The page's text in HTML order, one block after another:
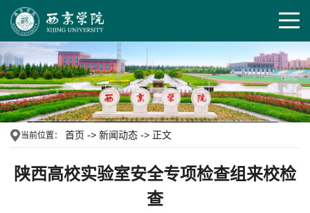
当前位置： 首页 -> 新闻动态 -> 正文
陕西高校实验室安全专项检查组来校检
查